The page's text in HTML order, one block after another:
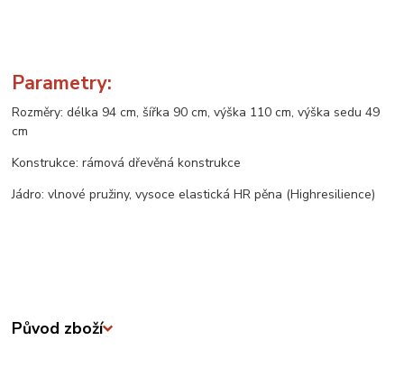
Parametry:
Rozměry: délka 94 cm, šířka 90 cm, výška 110 cm, výška sedu 49
cm
Konstrukce: rámová dřevěná konstrukce
Jádro: vlnové pružiny, vysoce elastická HR pěna (Highresilience)
Původ zboží